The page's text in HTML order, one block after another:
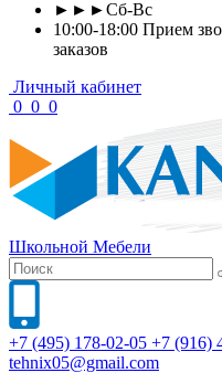
►►►Сб-Вс
10:00-18:00 Прием
заказов
Личный кабинет
0 0 0
Школьной Мебели
+7 (495) 178-02-05 +7 (916)
tehnix05@gmail.com